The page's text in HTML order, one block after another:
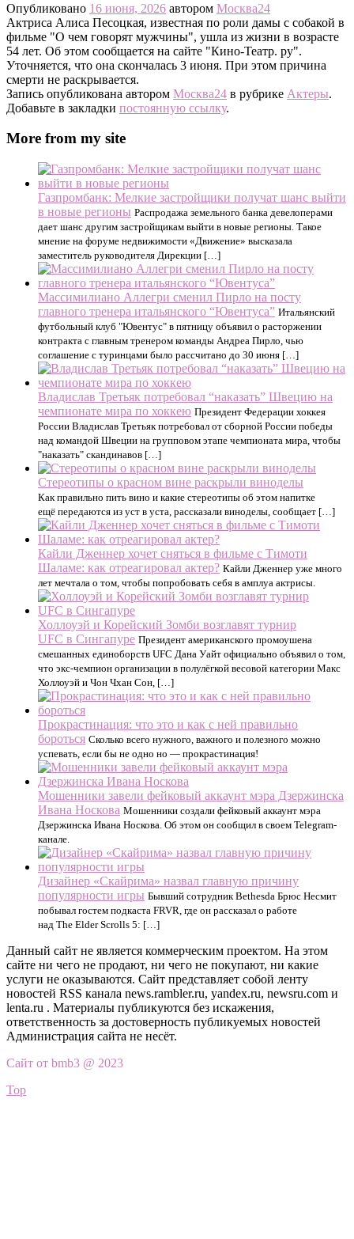
Опубликовано 16 июня, 2026 автором Москва24
Актриса Алиса Песоцкая, известная по роли дамы с собакой в
фильме "О чем говорят мужчины", ушла из жизни в возрасте
54 лет. Об этом сообщается на сайте "Кино-Театр. ру".
Уточняется, что она скончалась 3 июня. При этом причина
смерти не раскрывается.
Запись опубликована автором Москва24 в рубрике Актеры.
Добавьте в закладки постоянную ссылку.
More from my site
Газпромбанк: Мелкие застройщики получат шанс выйти
в новые регионы Распродажа земельного банка девелоперами
дает шанс другим застройщикам выйти в новые регионы. Такое
мнение на форуме недвижимости «Движение» высказала
заместитель руководителя Дирекции […]
Массимилиано Аллегри сменил Пирло на посту
главного тренера итальянского “Ювентуса” Итальянский
футбольный клуб "Ювентус" в пятницу объявил о расторжении
контракта с главным тренером команды Андреа Пирло, чью
соглашение с туринцами было рассчитано до 30 июня […]
Владислав Третьяк потребовал “наказать” Швецию на
чемпионате мира по хоккею Президент Федерации хоккея
России Владислав Третьяк потребовал от сборной России победы
над командой Швеции на групповом этапе чемпионата мира, чтобы
"наказать" скандинавов […]
Стереотипы о красном вине раскрыли виноделы
Как правильно пить вино и какие стереотипы об этом напитке
ещё передаются из уст в уста, рассказали виноделы, сообщает […]
Кайли Дженнер хочет сняться в фильме с Тимоти
Шаламе: как отреагировал актер? Кайли Дженнер уже много
лет мечтала о том, чтобы попробовать себя в амплуа актрисы.
Холлоуэй и Корейский Зомби возглавят турнир
UFC в Сингапуре Президент американского промоушена
смешанных единоборств UFC Дана Уайт официально объявил о том,
что экс-чемпион организации в полулёгкой весовой категории Макс
Холлоуэй и Чон Чхан Сон, […]
Прокрастинация: что это и как с ней правильно
бороться Сколько всего нужного, важного и полезного можно
успевать, если бы не одно но — прокрастинация!
Мошенники завели фейковый аккаунт мэра Дзержинска
Ивана Носкова Мошенники создали фейковый аккаунт мэра
Дзержинска Ивана Носкова. Об этом он сообщил в своем Telegram-
канале.
Дизайнер «Скайрима» назвал главную причину
популярности игры Бывший сотрудник Bethesda Брюс Несмит
побывал гостем подкаста FRVR, где он рассказал о работе
над The Elder Scrolls 5: […]
Данный сайт не является коммерческим проектом. На этом
сайте ни чего не продают, ни чего не покупают, ни какие
услуги не оказываются. Сайт представляет собой ленту
новостей RSS канала news.rambler.ru, yandex.ru, newsru.com и
lenta.ru . Материалы публикуются без искажения,
ответственность за достоверность публикуемых новостей
Администрация сайта не несёт.
Сайт от bmb3 @ 2023
Top